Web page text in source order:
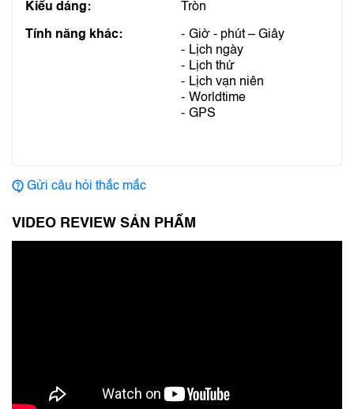
Kiểu dáng: Tròn
Tính năng khác:
Giờ - phút – Giây
Lịch ngày
Lịch thứ
Lịch vạn niên
Worldtime
GPS
Gửi câu hỏi thắc mắc
VIDEO REVIEW SẢN PHẨM